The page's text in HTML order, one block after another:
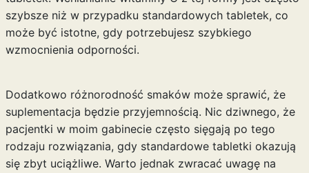
szybsze niż w przypadku standardowych tabletek, co
może być istotne, gdy potrzebujesz szybkiego
wzmocnienia odporności.
Dodatkowo różnorodność smaków może sprawić, że
suplementacja będzie przyjemnością. Nic dziwnego, że
pacjentki w moim gabinecie często sięgają po tego
rodzaju rozwiązania, gdy standardowe tabletki okazują
się zbyt uciążliwe. Warto jednak zwracać uwagę na